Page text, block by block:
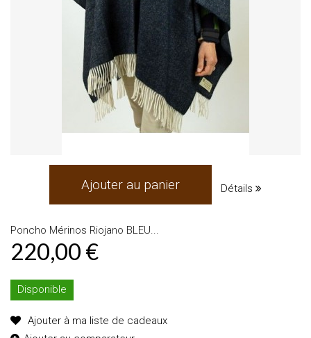
Ajouter au panier Détails
Poncho Mérinos Riojano BLEU...
220,00 €
Disponible
Ajouter à ma liste de cadeaux